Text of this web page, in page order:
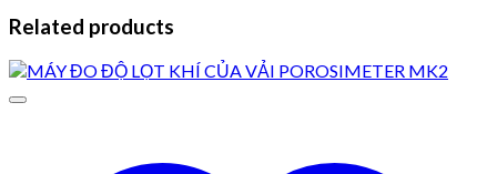
Related products